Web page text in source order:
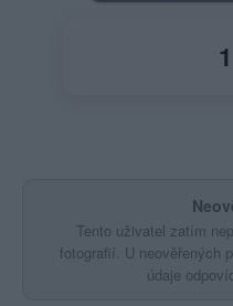
1
Tento uživatel zatím
fotografií. U neověřených
údaje